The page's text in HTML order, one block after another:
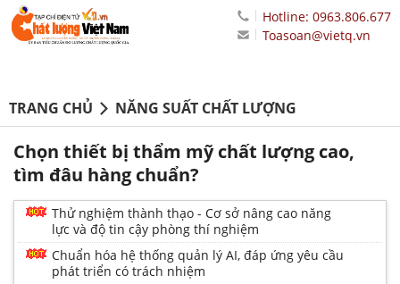
Hotline: 0963.806.677
Toasoan@vietq.vn
TRANG CHỦ NĂNG SUẤT CHẤT LƯỢNG
Chọn thiết bị thẩm mỹ chất lượng cao,
tìm đâu hàng chuẩn?
Thử nghiệm thành thạo - Cơ sở nâng cao năng
lực và độ tin cậy phòng thí nghiệm
Chuẩn hóa hệ thống quản lý AI, đáp ứng yêu cầu
phát triển có trách nhiệm